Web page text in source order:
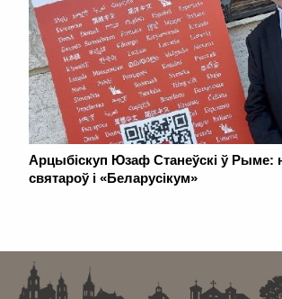
Арцыбіскуп Юзаф Станеўскі ў Рыме:
святароў і «Беларусікум»